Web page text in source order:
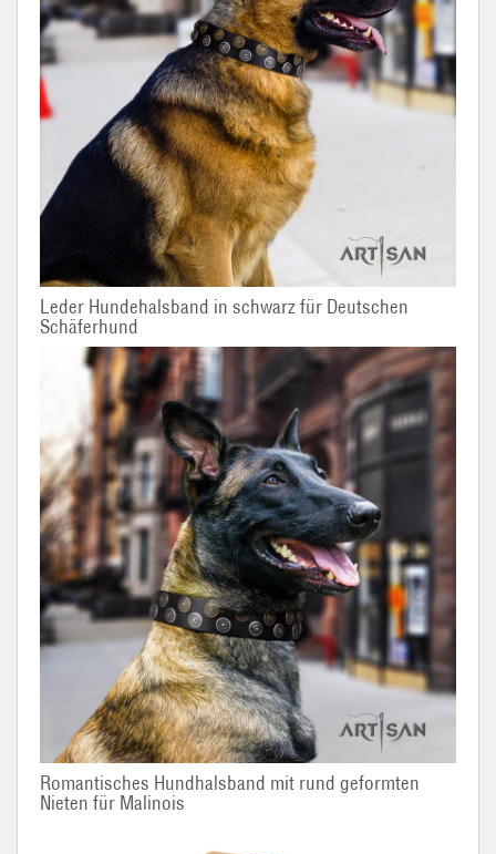
Leder Hundehalsband in schwarz für Deutschen
Schäferhund
Romantisches Hundhalsband mit rund geformten
Nieten für Malinois